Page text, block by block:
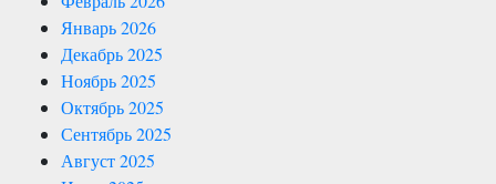
Январь 2026
Декабрь 2025
Ноябрь 2025
Октябрь 2025
Сентябрь 2025
Август 2025